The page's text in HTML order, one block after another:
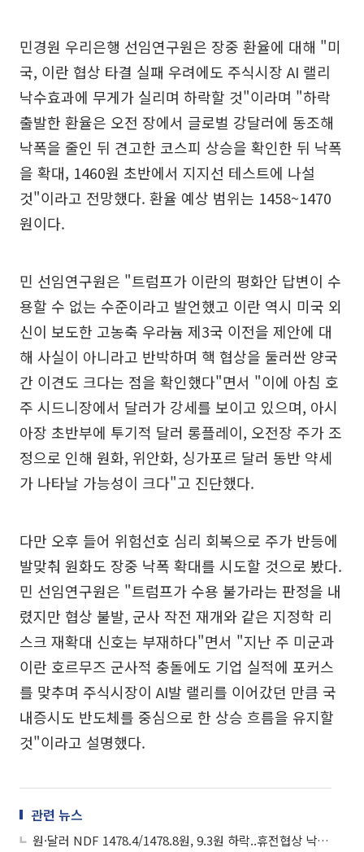
민경원 우리은행 선임연구원은 장중 환율에 대해 "미
국, 이란 협상 타결 실패 우려에도 주식시장 AI 랠리
낙수효과에 무게가 실리며 하락할 것"이라며 "하락
출발한 환율은 오전 장에서 글로벌 강달러에 동조해
낙폭을 줄인 뒤 견고한 코스피 상승을 확인한 뒤 낙폭
을 확대, 1460원 초반에서 지지선 테스트에 나설
것"이라고 전망했다. 환율 예상 범위는 1458~1470
원이다.
민 선임연구원은 "트럼프가 이란의 평화안 답변이 수
용할 수 없는 수준이라고 발언했고 이란 역시 미국 외
신이 보도한 고농축 우라늄 제3국 이전을 제안에 대
해 사실이 아니라고 반박하며 핵 협상을 둘러싼 양국
간 이견도 크다는 점을 확인했다"면서 "이에 아침 호
주 시드니장에서 달러가 강세를 보이고 있으며, 아시
아장 초반부에 투기적 달러 롱플레이, 오전장 주가 조
정으로 인해 원화, 위안화, 싱가포르 달러 동반 약세
가 나타날 가능성이 크다"고 진단했다.
다만 오후 들어 위험선호 심리 회복으로 주가 반등에
발맞춰 원화도 장중 낙폭 확대를 시도할 것으로 봤다.
민 선임연구원은 "트럼프가 수용 불가라는 판정을 내
렸지만 협상 불발, 군사 작전 재개와 같은 지정학 리
스크 재확대 신호는 부재하다"면서 "지난 주 미군과
이란 호르무즈 군사적 충돌에도 기업 실적에 포커스
를 맞추며 주식시장이 AI발 랠리를 이어갔던 만큼 국
내증시도 반도체를 중심으로 한 상승 흐름을 유지할
것"이라고 설명했다.
관련 뉴스
원·달러 NDF 1478.4/1478.8원, 9.3원 하락..휴전협상 낙관론